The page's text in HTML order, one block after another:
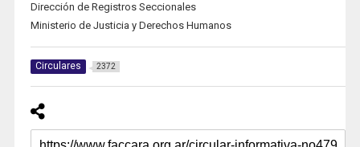
Dirección de Registros Seccionales
Ministerio de Justicia y Derechos Humanos
Circulares 2372